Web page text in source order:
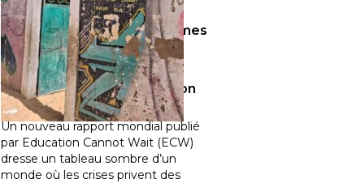
258 millions d’enfants victimes
de la guerre, des chocs
climatiques et des
déplacements de population
11 juillet 2026 -National
Un nouveau rapport mondial publié
par Education Cannot Wait (ECW)
dresse un tableau sombre d’un
monde où les crises privent des